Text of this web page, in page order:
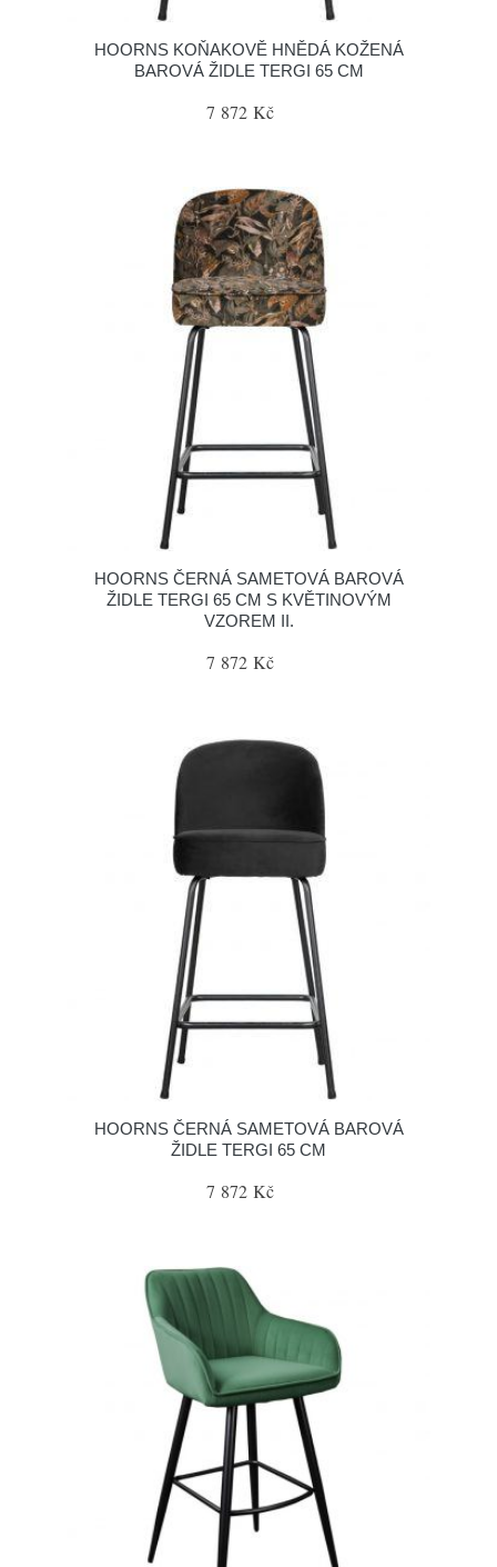
HOORNS KOŇAKOVĚ HNĚDÁ KOŽENÁ
BAROVÁ ŽIDLE TERGI 65 CM
7 872 Kč
HOORNS ČERNÁ SAMETOVÁ BAROVÁ
ŽIDLE TERGI 65 CM S KVĚTINOVÝM
VZOREM II.
7 872 Kč
HOORNS ČERNÁ SAMETOVÁ BAROVÁ
ŽIDLE TERGI 65 CM
7 872 Kč